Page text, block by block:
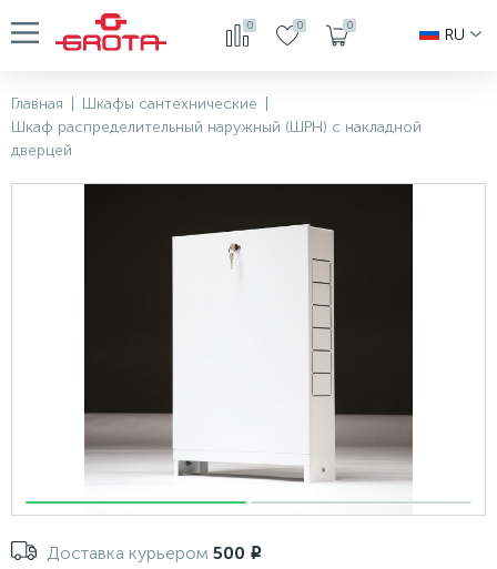
0 0 0
RU
Главная Шкафы сантехнические
Шкаф распределительный наружный (ШРН) с накладной
дверцей
Доставка курьером 500 i